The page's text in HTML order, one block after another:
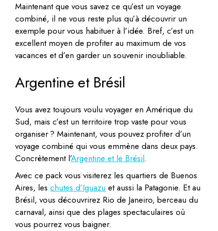
Maintenant que vous savez ce qu’est un voyage
combiné, il ne vous reste plus qu’à découvrir un
exemple pour vous habituer à l’idée. Bref, c’est un
excellent moyen de profiter au maximum de vos
vacances et d’en garder un souvenir inoubliable.
Argentine et Brésil
Vous avez toujours voulu voyager en Amérique du
Sud, mais c’est un territoire trop vaste pour vous
organiser ? Maintenant, vous pouvez profiter d’un
voyage combiné qui vous emmène dans deux pays.
Concrètement l’Argentine et le Brésil.
Avec ce pack vous visiterez les quartiers de Buenos
Aires, leschutes d’Iguazu et aussi la Patagonie. Et au
Brésil, vous découvrirez Rio de Janeiro, berceau du
carnaval, ainsi que des plages spectaculaires où
vous pourrez vous baigner.